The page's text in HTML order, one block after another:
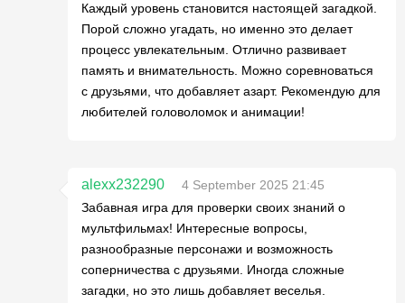
Каждый уровень становится настоящей загадкой.
Порой сложно угадать, но именно это делает
процесс увлекательным. Отлично развивает
память и внимательность. Можно соревноваться
с друзьями, что добавляет азарт. Рекомендую для
любителей головоломок и анимации!
alexx232290
4 September 2025 21:45
Забавная игра для проверки своих знаний о
мультфильмах! Интересные вопросы,
разнообразные персонажи и возможность
соперничества с друзьями. Иногда сложные
загадки, но это лишь добавляет веселья.